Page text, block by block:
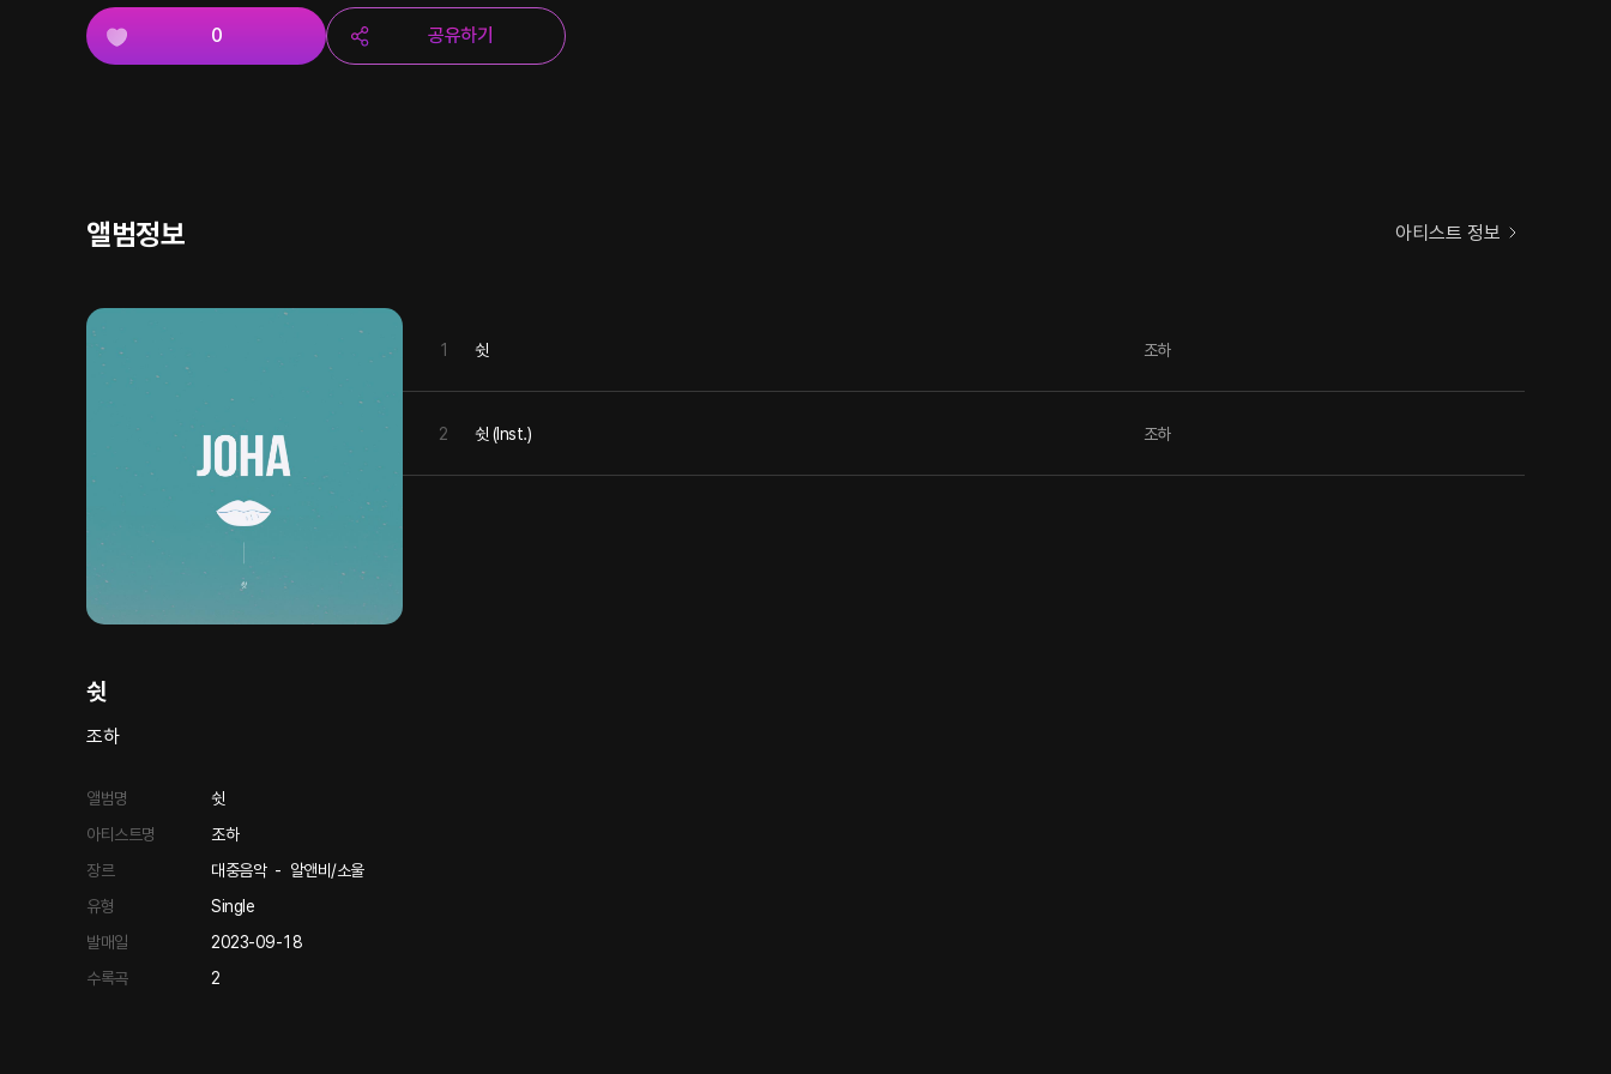
0 공유하기
앨범정보 아티스트 정보
쉿
조하
앨범명
쉿
아티스트명
조하
장르
대중음악- 알앤비/소울
유형
Single
발매일
2023-09-18
수록곡
2
1 쉿 조하
2 쉿 (Inst.) 조하